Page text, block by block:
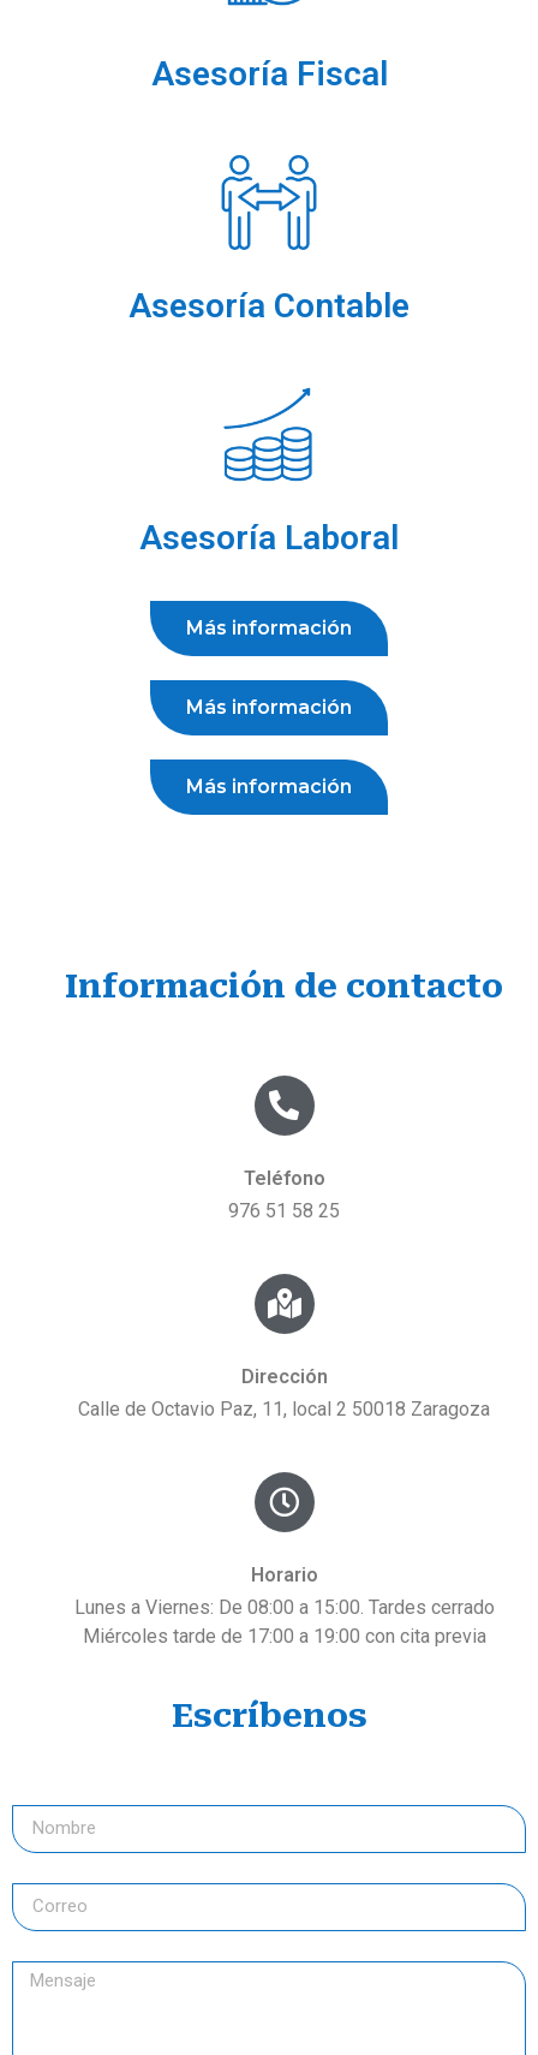
Asesoría Fiscal
Asesoría Contable
Asesoría Laboral
Más información
Más información
Más información
Información de contacto
Teléfono
976 51 58 25
Dirección
Calle de Octavio Paz, 11, local 2 50018 Zaragoza
Horario
Lunes a Viernes: De 08:00 a 15:00. Tardes cerrado
Miércoles tarde de 17:00 a 19:00 con cita previa
Escríbenos